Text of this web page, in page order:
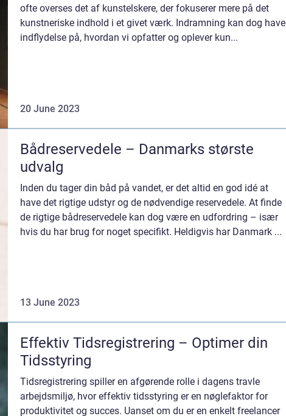
ofte overses det af kunstelskere, der fokuserer mere på det
kunstneriske indhold i et givet værk. Indramning kan dog have
indflydelse på, hvordan vi opfatter og oplever kun...
20 June 2023
Bådreservedele – Danmarks største
udvalg
Inden du tager din båd på vandet, er det altid en god idé at
have det rigtige udstyr og de nødvendige reservedele. At finde
de rigtige bådreservedele kan dog være en udfordring – især
hvis du har brug for noget specifikt. Heldigvis har Danmark ...
13 June 2023
Effektiv Tidsregistrering – Optimer din
Tidsstyring
Tidsregistrering spiller en afgørende rolle i dagens travle
arbejdsmiljø, hvor effektiv tidsstyring er en nøglefaktor for
produktivitet og succes. Uanset om du er en enkelt freelancer